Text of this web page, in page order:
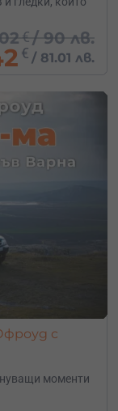
€/ 90 лв.
€ /81.01 лв.
с
моменти